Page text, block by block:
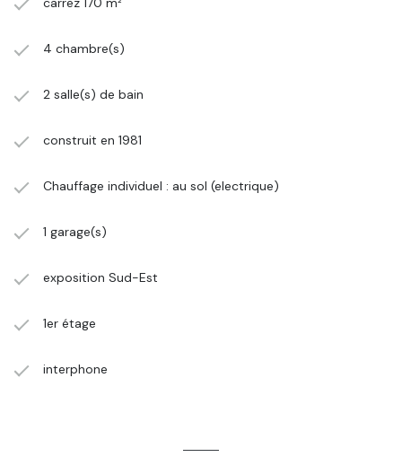
4 chambre(s)
2 salle(s) de bain
construit en 1981
Chauffage individuel : au sol (electrique)
1 garage(s)
exposition Sud-Est
1er étage
interphone